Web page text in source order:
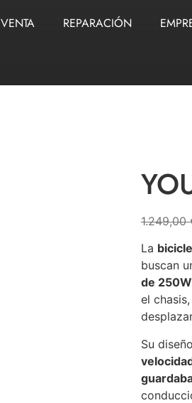
VENTA REPARACIÓN
1.249,00
La
buscan
de 250W
el
Su